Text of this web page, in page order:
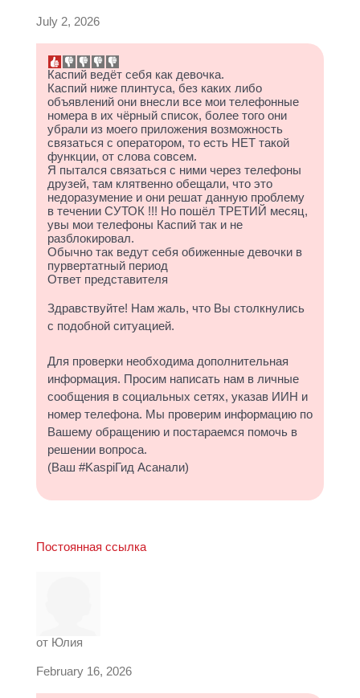
July 2, 2026
Каспий ведёт себя как девочка.
Каспий ниже плинтуса, без каких либо
объявлений они внесли все мои телефонные
номера в их чёрный список, более того они
убрали из моего приложения возможность
связаться с оператором, то есть НЕТ такой
функции, от слова совсем.
Я пытался связаться с ними через телефоны
друзей, там клятвенно обещали, что это
недоразумение и они решат данную проблему
в течении СУТОК !!! Но пошёл ТРЕТИЙ месяц,
увы мои телефоны Каспий так и не
разблокировал.
Обычно так ведут себя обиженные девочки в
пурвертатный период
Ответ представителя
Здравствуйте! Нам жаль, что Вы столкнулись
с подобной ситуацией.
Для проверки необходима дополнительная
информация. Просим написать нам в личные
сообщения в социальных сетях, указав ИИН и
номер телефона. Мы проверим информацию по
Вашему обращению и постараемся помочь в
решении вопроса.
(Ваш #KaspiГид Асанали)
Постоянная ссылка
от Юлия
February 16, 2026